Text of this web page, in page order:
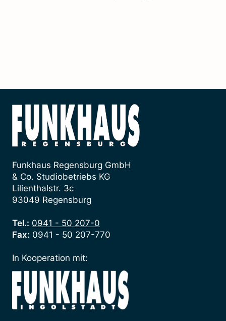
Funkhaus Regensburg GmbH
& Co. Studiobetriebs KG
Lilienthalstr. 3c
93049 Regensburg
Tel.: 0941 - 50 207-0
Fax: 0941 - 50 207-770
In Kooperation mit: